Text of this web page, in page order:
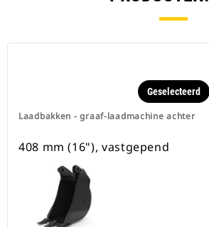
Laadbakken - graaf-laadmachine achter
Geselecteerd
408 mm (16"), vastgepend